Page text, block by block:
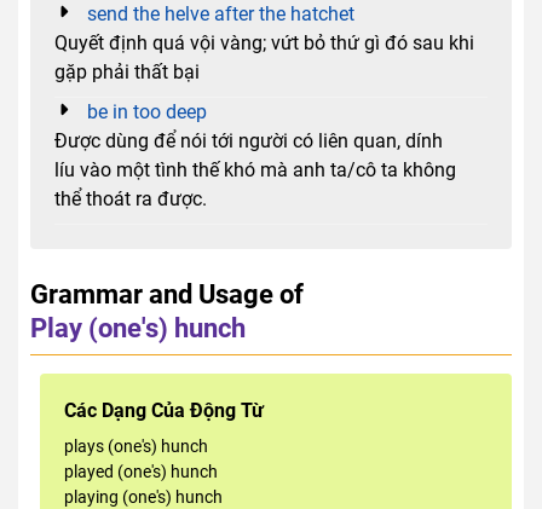
send the helve after the hatchet
Quyết định quá vội vàng; vứt bỏ thứ gì đó sau khi
gặp phải thất bại
be in too deep
Được dùng để nói tới người có liên quan, dính
líu vào một tình thế khó mà anh ta/cô ta không
thể thoát ra được.
Grammar and Usage of
Play (one's) hunch
Các Dạng Của Động Từ
plays (one's) hunch
played (one's) hunch
playing (one's) hunch